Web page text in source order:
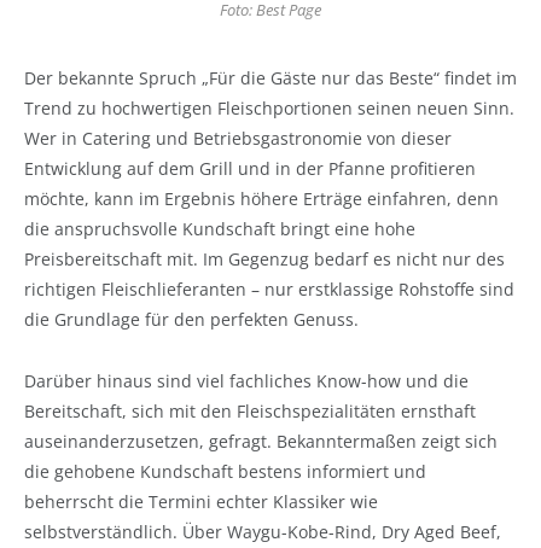
Foto: Best Page
Der bekannte Spruch „Für die Gäste nur das Beste“ findet im
Trend zu hochwertigen Fleischportionen seinen neuen Sinn.
Wer in Catering und Betriebsgastronomie von dieser
Entwicklung auf dem Grill und in der Pfanne profitieren
möchte, kann im Ergebnis höhere Erträge einfahren, denn
die anspruchsvolle Kundschaft bringt eine hohe
Preisbereitschaft mit. Im Gegenzug bedarf es nicht nur des
richtigen Fleischlieferanten – nur erstklassige Rohstoffe sind
die Grundlage für den perfekten Genuss.
Darüber hinaus sind viel fachliches Know-how und die
Bereitschaft, sich mit den Fleischspezialitäten ernsthaft
auseinanderzusetzen, gefragt. Bekanntermaßen zeigt sich
die gehobene Kundschaft bestens informiert und
beherrscht die Termini echter Klassiker wie
selbstverständlich. Über Waygu-Kobe-Rind, Dry Aged Beef,